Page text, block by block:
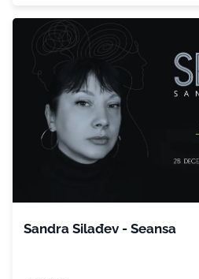
Sandra Silađev - Seansa